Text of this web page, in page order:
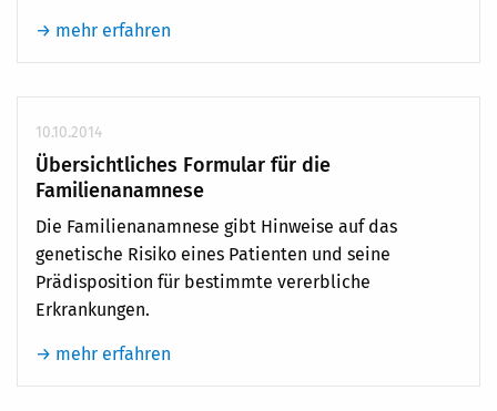
→ mehr erfahren
10.10.2014
Übersichtliches Formular für die
Familienanamnese
Die Familienanamnese gibt Hinweise auf das
genetische Risiko eines Patienten und seine
Prädisposition für bestimmte vererbliche
Erkrankungen.
→ mehr erfahren